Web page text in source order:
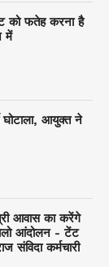
को फतेह करना है
में
घोटाला, आयुक्त ने
आवास का करेंगे
आंदोलन - टेंट
संविदा कर्मचारी